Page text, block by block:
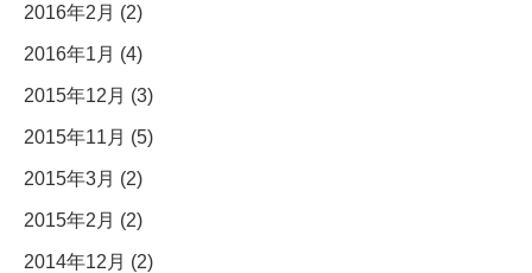
2016年2月 (2)
2016年1月 (4)
2015年12月 (3)
2015年11月 (5)
2015年3月 (2)
2015年2月 (2)
2014年12月 (2)